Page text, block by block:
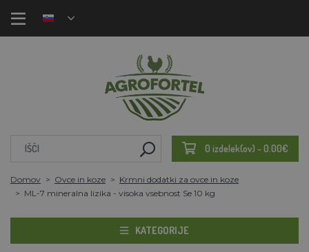
0 izdelek(ov) - 0.00€
Domov Ovce in koze
Krmni dodatki za ovce in koze
ML-7 mineralna lizika - visoka vsebnost Se 10 kg
KATEGORIJE